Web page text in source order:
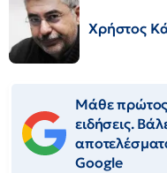
Χρήστος
Μάθε πρώτος
ειδήσεις.
Google